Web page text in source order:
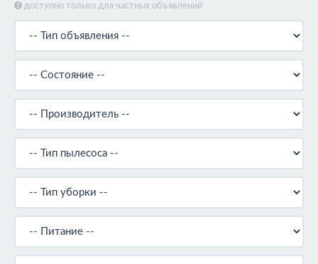
доступно только для частных объявлений